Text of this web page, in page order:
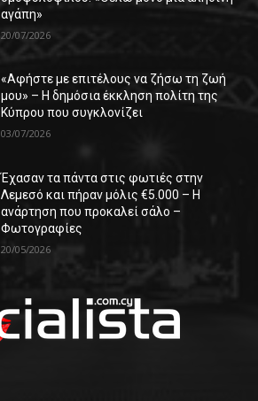
αγάπη»
20/07/2026
«Αφήστε με επιτέλους να ζήσω τη ζωή
μου» – Η δημόσια έκκληση πολίτη της
Κύπρου που συγκλονίζει
03/07/2026
Έχασαν τα πάντα στις φωτιές στην
Λεμεσό και πήραν μόλις €5.000 – Η
ανάρτηση που προκαλεί σάλο –
Φωτογραφίες
20/05/2026